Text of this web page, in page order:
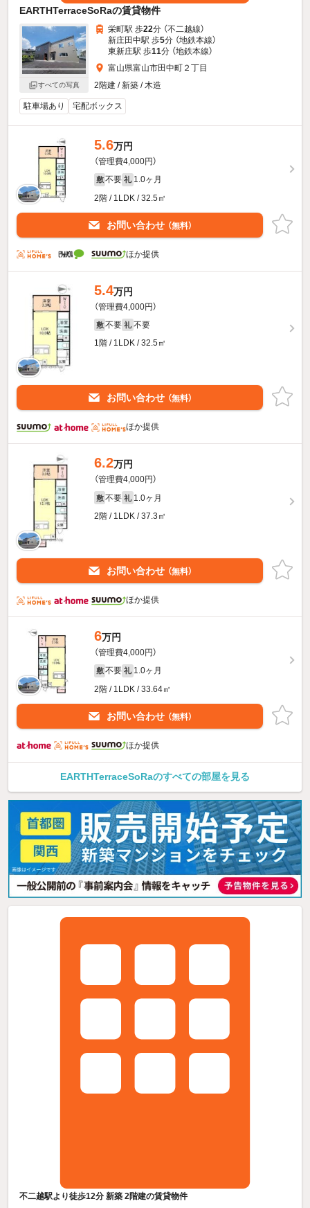
EARTHTerraceSoRaの賃貸物件
すべての写真
栄町駅 歩22分 （不二越線）
新庄田中駅 歩5分 （地鉄本線）
東新庄駅 歩11分 （地鉄本線）
富山県富山市田中町２丁目
2階建 / 新築 / 木造
駐車場あり 宅配ボックス
5.6万円
（管理費4,000円）
敷 不要 礼 1.0ヶ月
2階 / 1LDK / 32.5㎡
お問い合わせ （無料）
ほか提供
5.4万円
（管理費4,000円）
敷 不要 礼 不要
1階 / 1LDK / 32.5㎡
お問い合わせ （無料）
ほか提供
6.2万円
（管理費4,000円）
敷 不要 礼 1.0ヶ月
2階 / 1LDK / 37.3㎡
お問い合わせ （無料）
ほか提供
6万円
（管理費4,000円）
敷 不要 礼 1.0ヶ月
2階 / 1LDK / 33.64㎡
お問い合わせ （無料）
ほか提供
EARTHTerraceSoRaのすべての部屋を見る
不二越駅より徒歩12分 新築 2階建の賃貸物件